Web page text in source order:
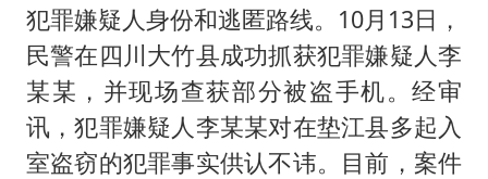
犯罪嫌疑人身份和逃匿路线。10月13日，
民警在四川大竹县成功抓获犯罪嫌疑人李
某某，并现场查获部分被盗手机。经审
讯，犯罪嫌疑人李某某对在垫江县多起入
室盗窃的犯罪事实供认不讳。目前，案件